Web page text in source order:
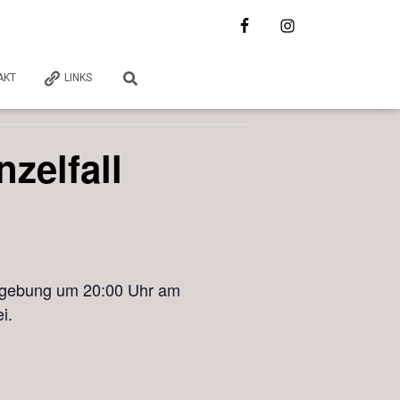
LINKS
um 20:00 Uhr am